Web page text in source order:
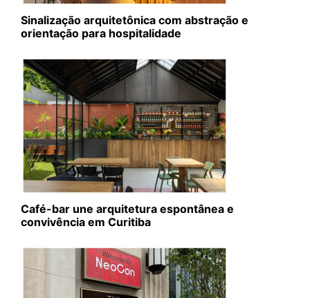
Sinalização arquitetônica com abstração e
orientação para hospitalidade
Café-bar une arquitetura espontânea e
convivência em Curitiba